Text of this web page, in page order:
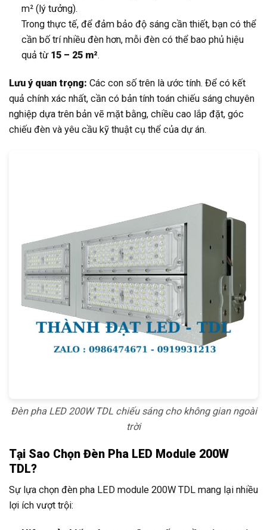
m² (lý tưởng).
Trong thực tế, để đảm bảo độ sáng cần thiết, bạn có thể
cần bố trí nhiều đèn hơn, mỗi đèn có thể bao phủ hiệu
quả từ 15 – 25 m².
Lưu ý quan trọng: Các con số trên là ước tính. Để có kết
quả chính xác nhất, cần có bản tính toán chiếu sáng chuyên
nghiệp dựa trên bản vẽ mặt bằng, chiều cao lắp đặt, góc
chiếu đèn và yêu cầu kỹ thuật cụ thể của dự án.
Đèn pha LED 200W TDL chiếu sáng cho không gian ngoài
trời
Tại Sao Chọn Đèn Pha LED Module 200W
TDL?
Sự lựa chọn đèn pha LED module 200W TDL mang lại nhiều
lợi ích vượt trội: